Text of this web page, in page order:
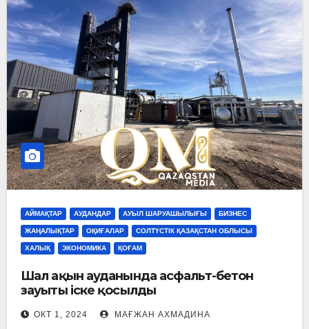
АЙМАҚТАР АУДАНДАР АУЫЛ ШАРУАШЫЛЫҒЫ БИЗНЕС
ЖАҢАЛЫҚТАР ОҚИҒАЛАР СОЛТҮСТІК ҚАЗАҚСТАН ОБЛЫСЫ
ХАЛЫҚ ЭКОНОМИКА ҚОҒАМ
Шал ақын ауданында асфальт-бетон
зауыты іске қосылды
ОКТ 1, 2024 МАҒЖАН АХМАДИНА